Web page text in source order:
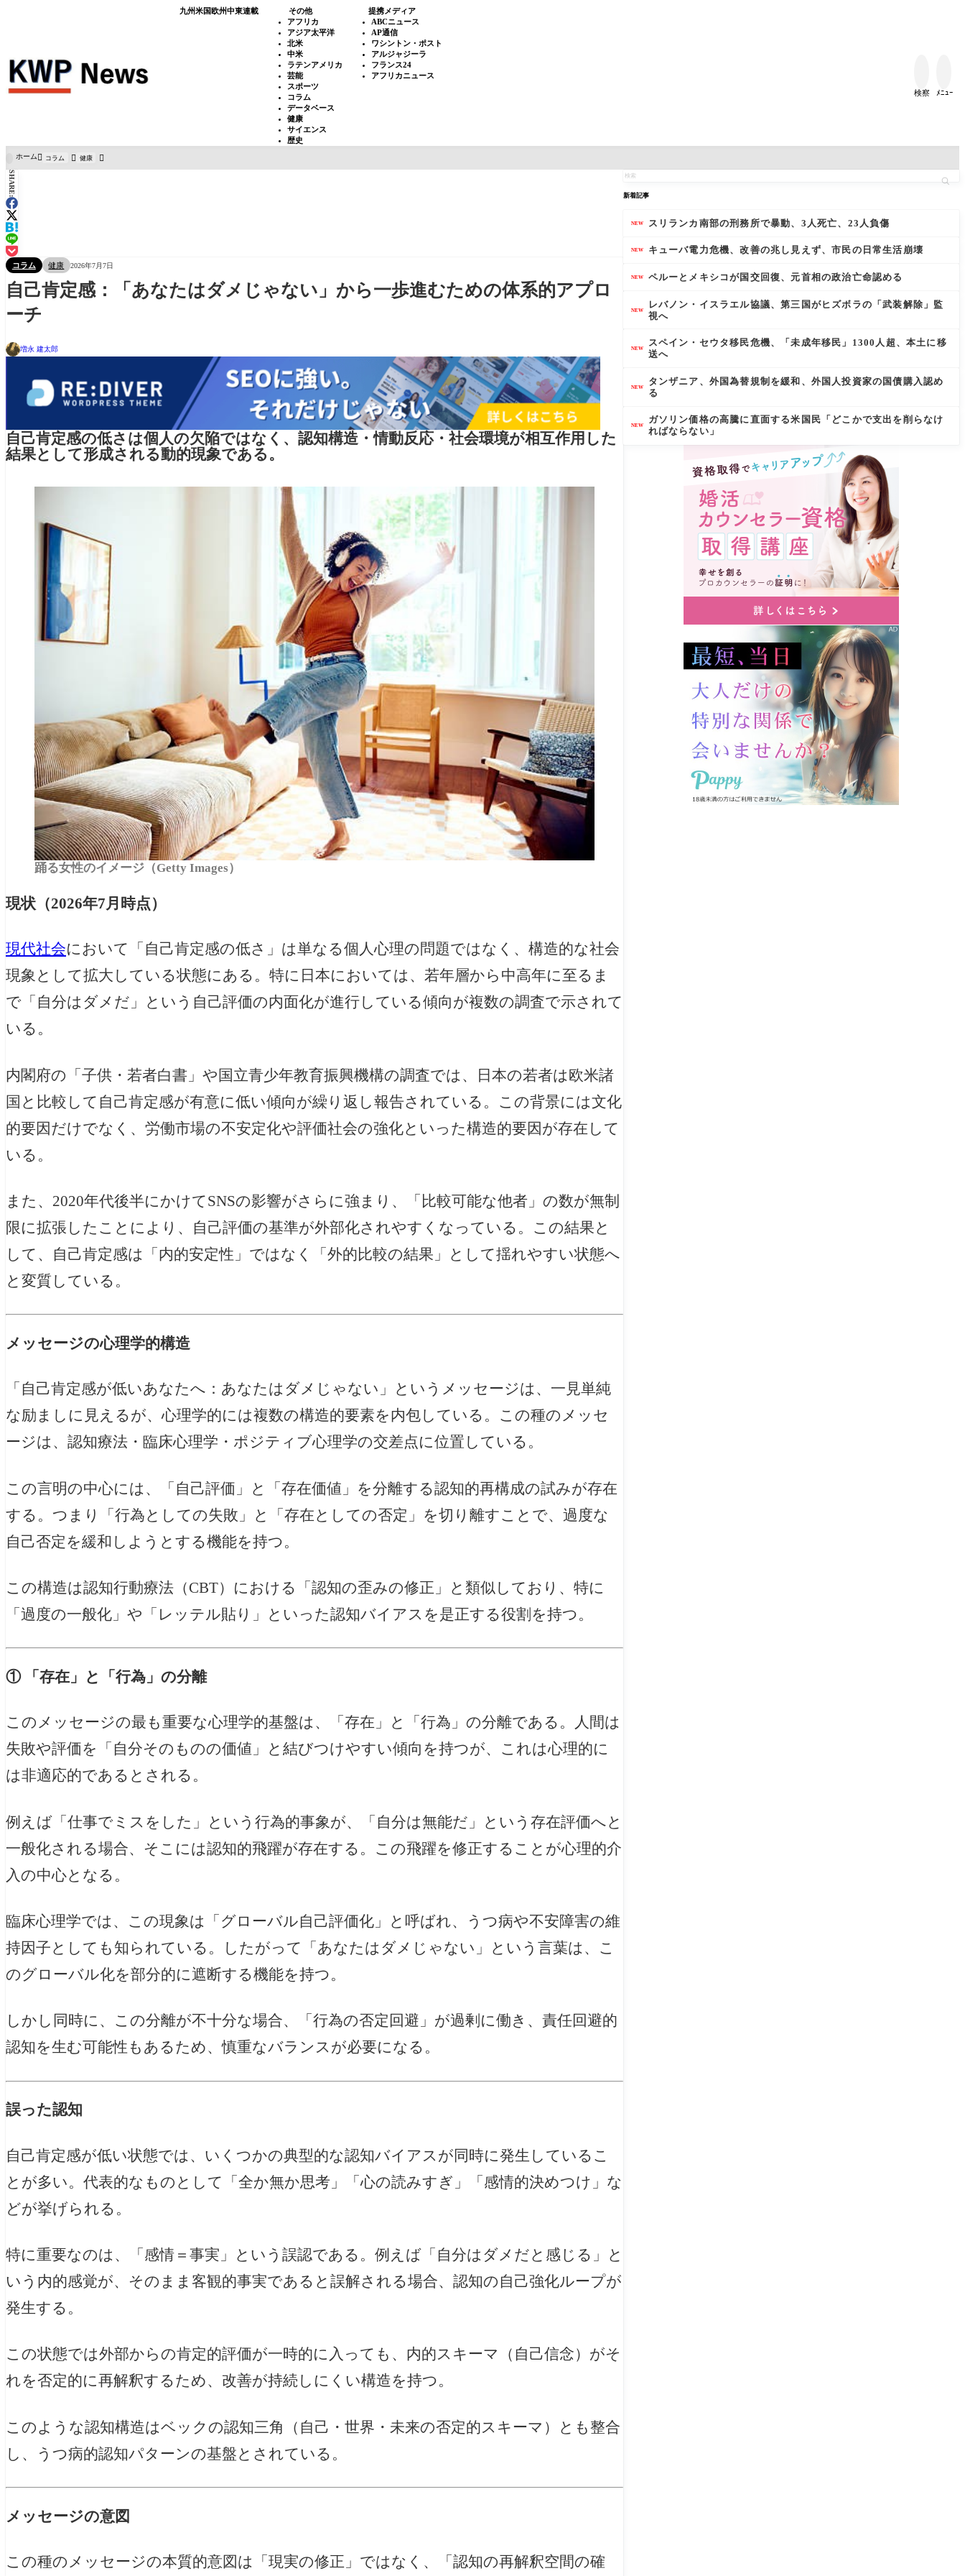
九州米国欧州中東連載
その他
アフリカ
アジア太平洋
北米
中米
ラテンアメリカ
芸能
スポーツ
コラム
データベース
健康
サイエンス
歴史
提携メディア
ABCニュース
AP通信
ワシントン・ポスト
アルジャジーラ
フランス24
アフリカニュース
検察 ﾒﾆｭｰ
ホーム コラム 健康
SHARE:
コラム 健康 2026年7月7日
自己肯定感：「あなたはダメじゃない」から一歩進むための体系的アプロ
ーチ
増永 建太郎
自己肯定感の低さは個人の欠陥ではなく、認知構造・情動反応・社会環境が相互作用した
結果として形成される動的現象である。
踊る女性のイメージ（Getty Images）
現状（2026年7月時点）
現代社会において「自己肯定感の低さ」は単なる個人心理の問題ではなく、構造的な社会
現象として拡大している状態にある。特に日本においては、若年層から中高年に至るま
で「自分はダメだ」という自己評価の内面化が進行している傾向が複数の調査で示されて
いる。
内閣府の「子供・若者白書」や国立青少年教育振興機構の調査では、日本の若者は欧米諸
国と比較して自己肯定感が有意に低い傾向が繰り返し報告されている。この背景には文化
的要因だけでなく、労働市場の不安定化や評価社会の強化といった構造的要因が存在して
いる。
また、2020年代後半にかけてSNSの影響がさらに強まり、「比較可能な他者」の数が無制
限に拡張したことにより、自己評価の基準が外部化されやすくなっている。この結果と
して、自己肯定感は「内的安定性」ではなく「外的比較の結果」として揺れやすい状態へ
と変質している。
メッセージの心理学的構造
「自己肯定感が低いあなたへ：あなたはダメじゃない」というメッセージは、一見単純
な励ましに見えるが、心理学的には複数の構造的要素を内包している。この種のメッセ
ージは、認知療法・臨床心理学・ポジティブ心理学の交差点に位置している。
この言明の中心には、「自己評価」と「存在価値」を分離する認知的再構成の試みが存在
する。つまり「行為としての失敗」と「存在としての否定」を切り離すことで、過度な
自己否定を緩和しようとする機能を持つ。
この構造は認知行動療法（CBT）における「認知の歪みの修正」と類似しており、特に
「過度の一般化」や「レッテル貼り」といった認知バイアスを是正する役割を持つ。
① 「存在」と「行為」の分離
このメッセージの最も重要な心理学的基盤は、「存在」と「行為」の分離である。人間は
失敗や評価を「自分そのものの価値」と結びつけやすい傾向を持つが、これは心理的に
は非適応的であるとされる。
例えば「仕事でミスをした」という行為的事象が、「自分は無能だ」という存在評価へと
一般化される場合、そこには認知的飛躍が存在する。この飛躍を修正することが心理的介
入の中心となる。
臨床心理学では、この現象は「グローバル自己評価化」と呼ばれ、うつ病や不安障害の維
持因子としても知られている。したがって「あなたはダメじゃない」という言葉は、こ
のグローバル化を部分的に遮断する機能を持つ。
しかし同時に、この分離が不十分な場合、「行為の否定回避」が過剰に働き、責任回避的
認知を生む可能性もあるため、慎重なバランスが必要になる。
誤った認知
自己肯定感が低い状態では、いくつかの典型的な認知バイアスが同時に発生しているこ
とが多い。代表的なものとして「全か無か思考」「心の読みすぎ」「感情的決めつけ」な
どが挙げられる。
特に重要なのは、「感情＝事実」という誤認である。例えば「自分はダメだと感じる」と
いう内的感覚が、そのまま客観的事実であると誤解される場合、認知の自己強化ループが
発生する。
この状態では外部からの肯定的評価が一時的に入っても、内的スキーマ（自己信念）がそ
れを否定的に再解釈するため、改善が持続しにくい構造を持つ。
このような認知構造はベックの認知三角（自己・世界・未来の否定的スキーマ）とも整合
し、うつ病的認知パターンの基盤とされている。
メッセージの意図
この種のメッセージの本質的意図は「現実の修正」ではなく、「認知の再解釈空間の確
新着記事
NEW スリランカ南部の刑務所で暴動、3人死亡、23人負傷
NEW キューバ電力危機、改善の兆し見えず、市民の日常生活崩壊
NEW ペルーとメキシコが国交回復、元首相の政治亡命認める
NEW
レバノン・イスラエル協議、第三国がヒズボラの「武装解除」監
視へ
NEW
スペイン・セウタ移民危機、「未成年移民」1300人超、本土に移
送へ
NEW
タンザニア、外国為替規制を緩和、外国人投資家の国債購入認め
る
NEW
ガソリン価格の高騰に直面する米国民「どこかで支出を削らなけ
ればならない」